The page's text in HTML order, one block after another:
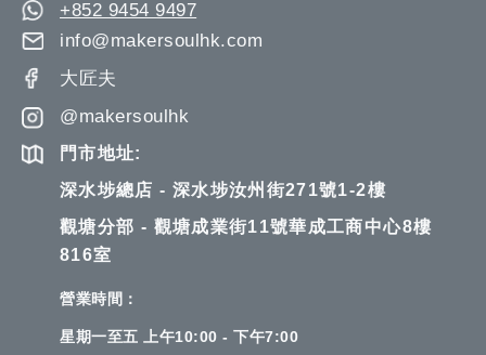
+852 9454 9497
info@makersoulhk.com
大匠夫
@makersoulhk
門市地址:
深水埗總店 - 深水埗汝州街271號1-2樓
觀塘分部 - 觀塘成業街11號華成工商中心8樓
816室
營業時間：
星期一至五 上午10:00 - 下午7:00